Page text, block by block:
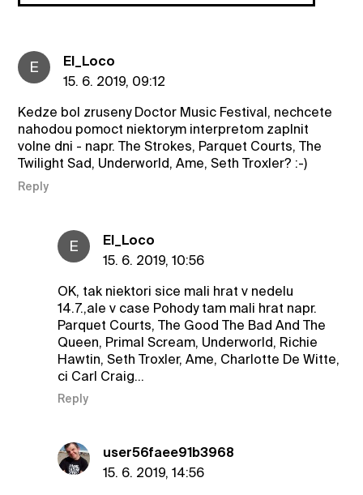
E
El_Loco
15. 6. 2019, 09:12
Kedze bol zruseny Doctor Music Festival, nechcete
nahodou pomoct niektorym interpretom zaplnit
volne dni - napr. The Strokes, Parquet Courts, The
Twilight Sad, Underworld, Ame, Seth Troxler? :-)
Reply
E
El_Loco
15. 6. 2019, 10:56
OK, tak niektori sice mali hrat v nedelu
14.7.,ale v case Pohody tam mali hrat napr.
Parquet Courts, The Good The Bad And The
Queen, Primal Scream, Underworld, Richie
Hawtin, Seth Troxler, Ame, Charlotte De Witte,
ci Carl Craig...
Reply
user56faee91b3968
15. 6. 2019, 14:56